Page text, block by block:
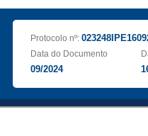
Protocolo nº:
Data do Documento
09/2024